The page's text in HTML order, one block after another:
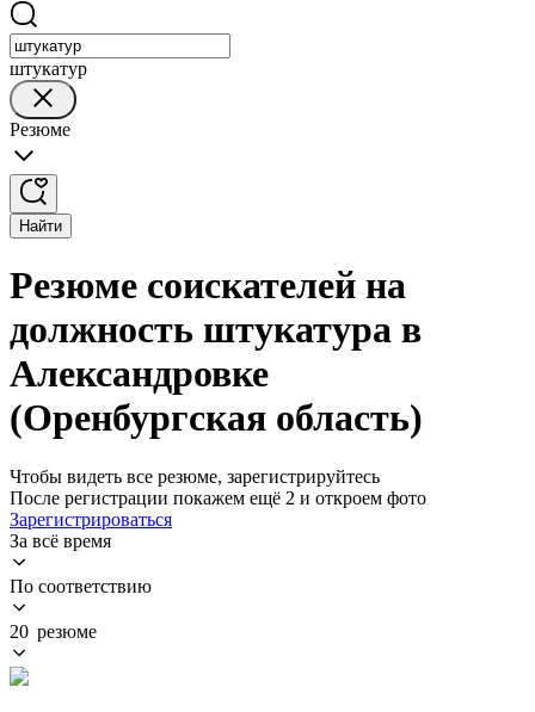
штукатур
Резюме
Найти
Резюме соискателей на
должность штукатура в
Александровке
(Оренбургская область)
Чтобы видеть все резюме, зарегистрируйтесь
После регистрации покажем ещё 2 и откроем фото
Зарегистрироваться
За всё время
По соответствию
20 резюме